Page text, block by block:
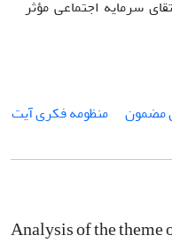
سرمایه اجتماعی مؤثر
مضمون
منظومه فکری آیت
Analysis of the